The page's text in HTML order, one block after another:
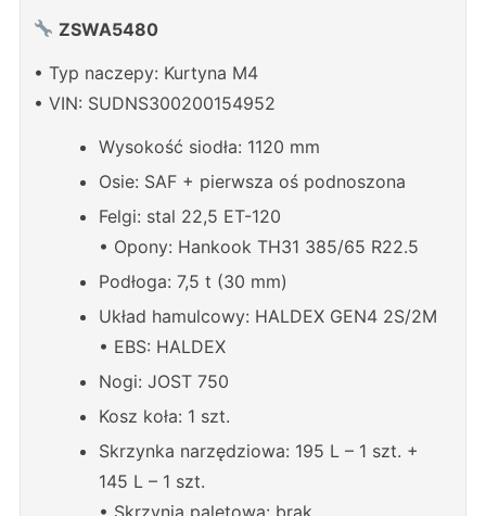
ZSWA5480
• Typ naczepy: Kurtyna M4
• VIN: SUDNS300200154952
Wysokość siodła: 1120 mm
Osie: SAF + pierwsza oś podnoszona
Felgi: stal 22,5 ET-120
• Opony: Hankook TH31 385/65 R22.5
Podłoga: 7,5 t (30 mm)
Układ hamulcowy: HALDEX GEN4 2S/2M
• EBS: HALDEX
Nogi: JOST 750
Kosz koła: 1 szt.
Skrzynka narzędziowa: 195 L – 1 szt. +
145 L – 1 szt.
• Skrzynia paletowa: brak